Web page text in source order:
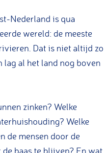
Nederland is qua
wereld: de meeste
Dat is niet altijd zo
lag al het land nog boven
zinken? Welke
Welke
de mensen door de
baas te blijven? En wat